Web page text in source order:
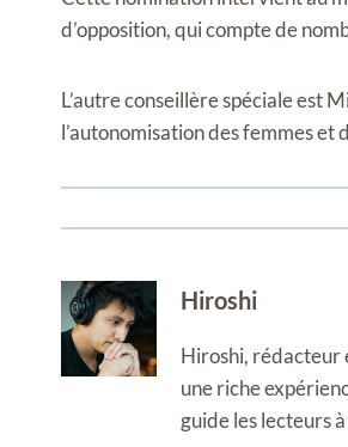
d’opposition, qui compte de
L’autre conseillère spéciale est
l’autonomisation des femmes et
Hiroshi
Hiroshi, rédacteur
une riche
guide les lecteurs